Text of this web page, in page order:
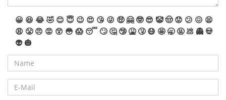
😀 😆 😂🤣 😊 😇 😉 😍 😘 😜 🤑 🤗 🤓 😎 🤡🤠 😟 😕 😖 😫
😩 😤 😠 😡 😲 😳 😱 😴 🙄 🤔 🤥 🤮 🤧 😷 🤩 🥱 🤬 💩 👻 💀
👽 🎃